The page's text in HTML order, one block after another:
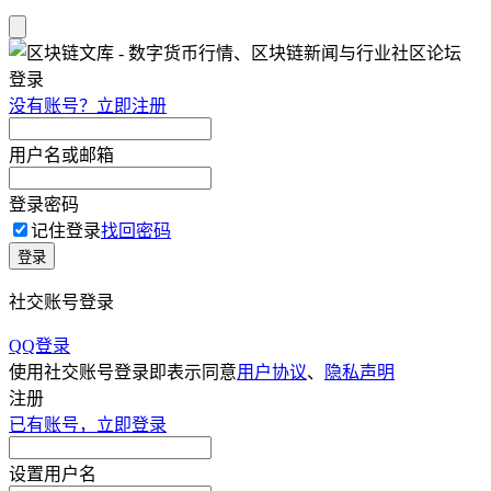
登录
没有账号？立即注册
用户名或邮箱
登录密码
记住登录找回密码
登录
社交账号登录
QQ登录
使用社交账号登录即表示同意用户协议、
隐私声明
注册
已有账号，立即登录
设置用户名